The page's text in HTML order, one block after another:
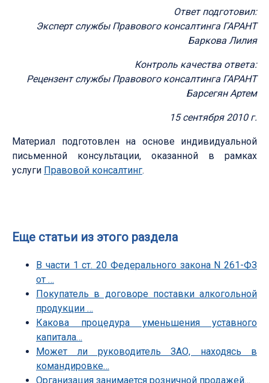
Ответ подготовил:
Эксперт службы Правового консалтинга ГАРАНТ
Баркова Лилия
Контроль качества ответа:
Рецензент службы Правового консалтинга ГАРАНТ
Барсегян Артем
15 сентября 2010 г.
Материал подготовлен на основе индивидуальной
письменной консультации, оказанной в рамках
услуги Правовой консалтинг.
Еще статьи из этого раздела
В части 1 ст. 20 Федерального закона N 261-ФЗ
от …
Покупатель в договоре поставки алкогольной
продукции …
Какова процедура уменьшения уставного
капитала…
Может ли руководитель ЗАО, находясь в
командировке…
Организация занимается розничной продажей…